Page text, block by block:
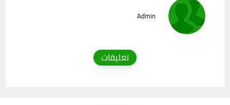
Admin
تعليقات